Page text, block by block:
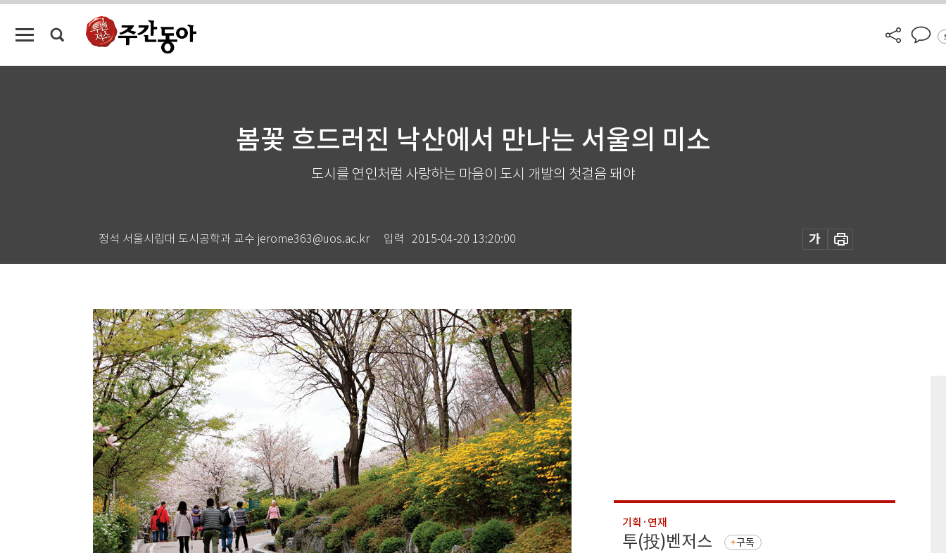
봄꽃 흐드러진 낙산에서 만나는 서울의 미소
도시를 연인처럼 사랑하는 마음이 도시 개발의 첫걸음 돼야
정석 서울시립대 도시공학과 교수 jerome363@uos.ac.kr 입력 2015-04-20 13:20:00
기획·연재
투(投)벤저스 구독